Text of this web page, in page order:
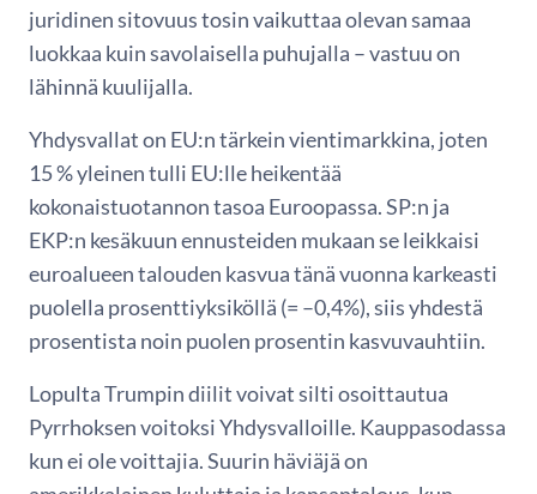
juridinen sitovuus tosin vaikuttaa olevan samaa
luokkaa kuin savolaisella puhujalla – vastuu on
lähinnä kuulijalla.
Yhdysvallat on EU:n tärkein vientimarkkina, joten
15 % yleinen tulli EU:lle heikentää
kokonaistuotannon tasoa Euroopassa. SP:n ja
EKP:n kesäkuun ennusteiden mukaan se leikkaisi
euroalueen talouden kasvua tänä vuonna karkeasti
puolella prosenttiyksiköllä (= –0,4%), siis yhdestä
prosentista noin puolen prosentin kasvuvauhtiin.
Lopulta Trumpin diilit voivat silti osoittautua
Pyrrhoksen voitoksi Yhdysvalloille. Kauppasodassa
kun ei ole voittajia. Suurin häviäjä on